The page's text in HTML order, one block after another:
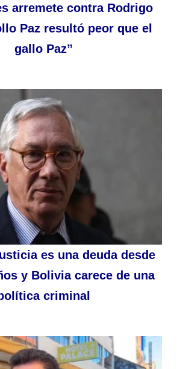
arremete contra Rodrigo
Paz resultó peor que el
gallo Paz”
es una deuda desde
y Bolivia carece de una
criminal